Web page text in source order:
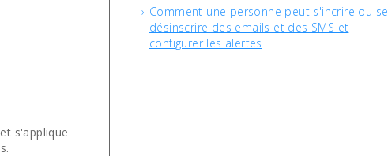
s'applique
Comment une personne peut s'incrire ou se
désinscrire des emails et des SMS et
configurer les alertes